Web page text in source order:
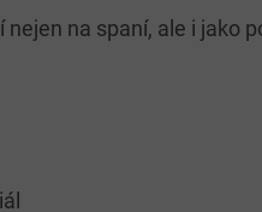
s
u
nejen na spaní, ale i jako